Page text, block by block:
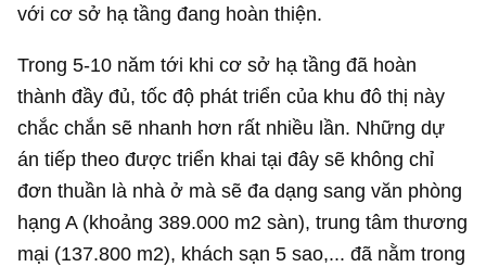
với cơ sở hạ tầng đang hoàn thiện.
Trong 5-10 năm tới khi cơ sở hạ tầng đã hoàn
thành đầy đủ, tốc độ phát triển của khu đô thị này
chắc chắn sẽ nhanh hơn rất nhiều lần. Những dự
án tiếp theo được triển khai tại đây sẽ không chỉ
đơn thuần là nhà ở mà sẽ đa dạng sang văn phòng
hạng A (khoảng 389.000 m2 sàn), trung tâm thương
mại (137.800 m2), khách sạn 5 sao,... đã nằm trong